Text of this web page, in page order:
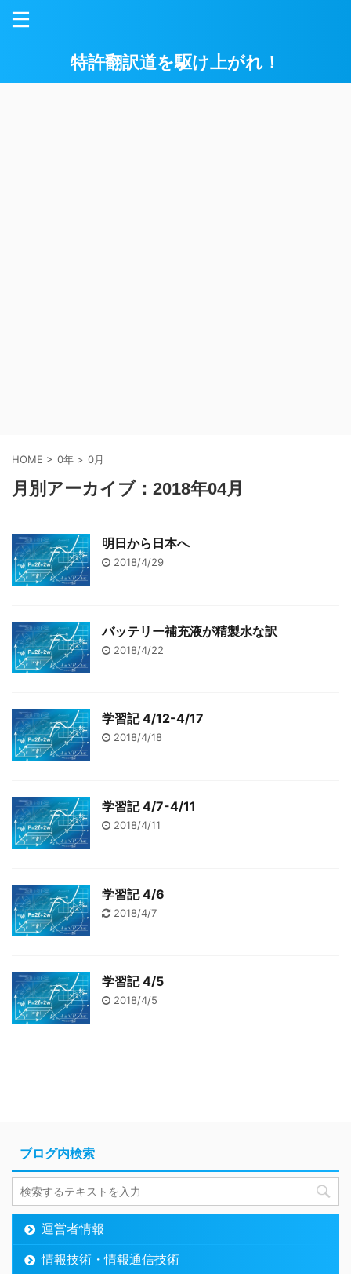
特許翻訳道を駆け上がれ！
HOME > 0年 > 0月
月別アーカイブ：2018年04月
明日から日本へ
2018/4/29
バッテリー補充液が精製水な訳
2018/4/22
学習記 4/12-4/17
2018/4/18
学習記 4/7-4/11
2018/4/11
学習記 4/6
2018/4/7
学習記 4/5
2018/4/5
ブログ内検索
運営者情報
情報技術・情報通信技術